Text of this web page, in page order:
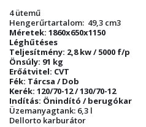
4 ütemű
Hengerűrtartalom: 49,3 cm3
Méretek: 1860x650x1150
Léghűtéses
Teljesítmény: 2,8 kw / 5000 f/p
Önsúly: 91 kg
Erőátvitel: CVT
Fék: Tárcsa / Dob
Kerék: 120/70-12 / 130/70-12
Indítás: Önindító / berugókar
Üzemanyagtank: 6,3 l
Dellorto karburátor